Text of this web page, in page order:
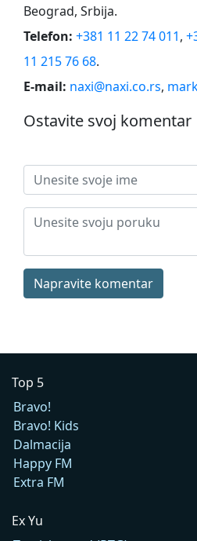
Beograd, Srbija.
Telefon: +381 11 22 74 011,
11 215 76 68.
E-mail: naxi@naxi.co.rs,
Ostavite svoj komentar
Napravite komentar
Top 5
Bravo!
Bravo! Kids
Dalmacija
Happy FM
Extra FM
Ex Yu